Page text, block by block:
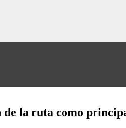
de la ruta como